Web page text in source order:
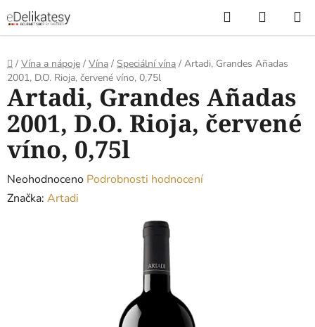
na
obsah
Hledat
KOŠÍK
Domů
/ Vína a nápoje / Vína / Speciální vína / Artadi, Grandes Añadas
2001, D.O. Rioja, červené víno, 0,75l
Artadi, Grandes Añadas
2001, D.O. Rioja, červené
víno, 0,75l
Průměrné
hodnocení
Neohodnoceno Podrobnosti hodnocení
Značka: Artadi